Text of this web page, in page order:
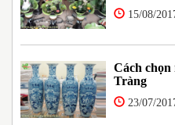
15/08/
Cách chọn
Tràng
23/07/